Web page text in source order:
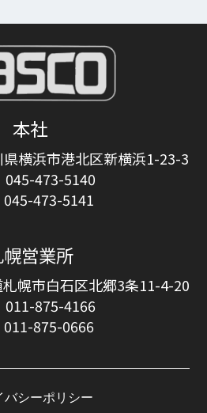
本社
横浜市港北区新横浜1-23-3
045-473-5140
045-473-5141
営業所
幌市白石区北郷3条11-4-20
011-875-4166
011-875-0666
バシーポリシー